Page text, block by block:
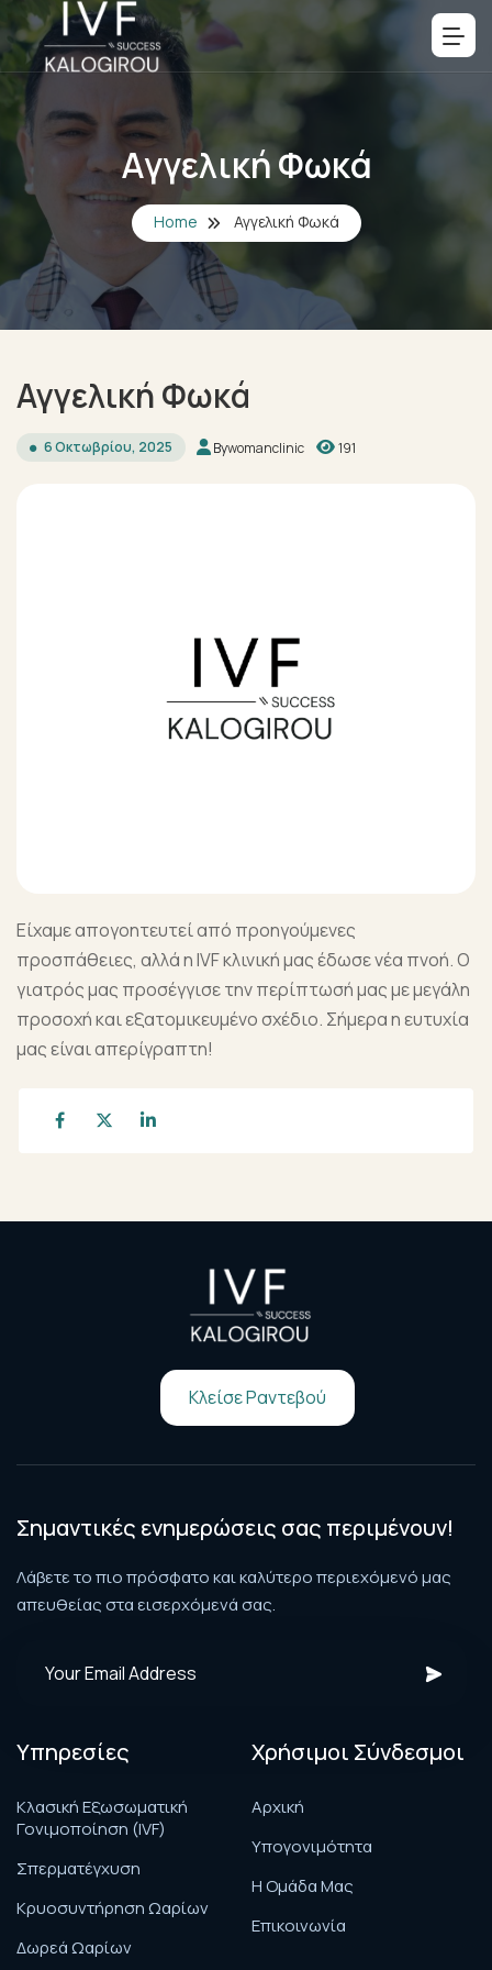
Αγγελική Φωκά
Home Αγγελική Φωκά
Αγγελική Φωκά
6 Οκτωβρίου, 2025 Bywomanclinic 191
Είχαμε απογοητευτεί από προηγούμενες
προσπάθειες, αλλά η IVF κλινική μας έδωσε νέα πνοή. Ο
γιατρός μας προσέγγισε την περίπτωσή μας με μεγάλη
προσοχή και εξατομικευμένο σχέδιο. Σήμερα η ευτυχία
μας είναι απερίγραπτη!
Κλείσε Ραντεβού
Σημαντικές ενημερώσεις σας περιμένουν!
Λάβετε το πιο πρόσφατο και καλύτερο περιεχόμενό μας
απευθείας στα εισερχόμενά σας.
Υπηρεσίες
Κλασική Εξωσωματική
Γονιμοποίηση (IVF)
Σπερματέγχυση
Κρυοσυντήρηση Ωαρίων
Δωρεά Ωαρίων
Χρήσιμοι Σύνδεσμοι
Αρχική
Υπογονιμότητα
H Ομάδα Μας
Επικοινωνία